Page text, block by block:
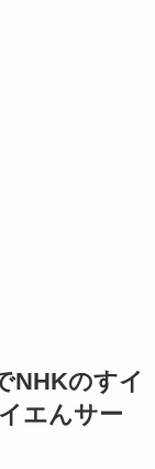
NHKのすイ
エんサー